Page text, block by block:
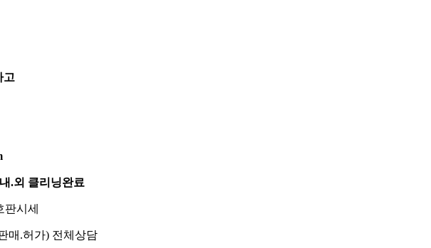
고
.외 클리닝완료
시세
매.허가) 전체상담